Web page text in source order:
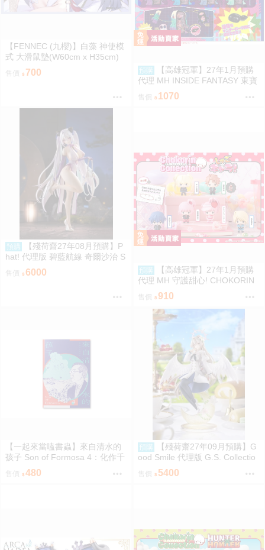
【FENNEC (九櫻)】白藻 神使模
式 大滑鼠墊(W60cm x H35cm)
【FF47場前預購】{宅即門}
售價 700 預購
【高雄冠軍】27年1月預購
代理 MH INSIDE FANTASY 東寶
怪獸 哥吉拉對黑多拉 黑多拉 中
盒4入0813
售價 1070
預購
【殘荷齋27年08月預購】P
hat! 代理版 碧藍航線 奇爾沙治 S
pringtime Data 1/6 PVC完成品 0
923
售價 6000 預購
【高雄冠軍】27年1月預購
代理 MH 守護甜心! CHOKORIN
迷你玩偶收藏集 第1彈 中盒6入
免訂金0813
售價 910
【一起來當嗑書蟲】來自清水的
孩子 Son of Formosa 4：化作千
售價 480
預購
【殘荷齋27年09月預購】G
ood Smile 代理版 G.S. Collectio
n 蔚藍檔案 Blue Archive 渚 ～花
香微笑～ 1/7 PVC完成品 0923
售價 5400